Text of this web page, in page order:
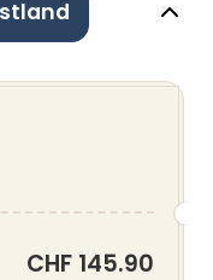
CHF 145.90